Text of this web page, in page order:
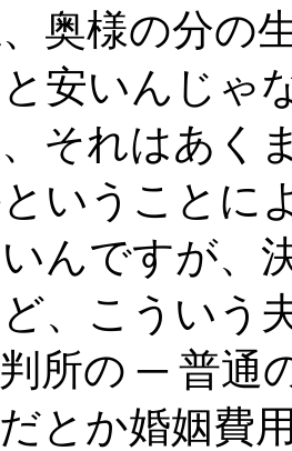
奥様の分の
安いんじゃ
それはあく
いうことに
んですが、
、こういう
所の ─ 普通
とか婚姻費